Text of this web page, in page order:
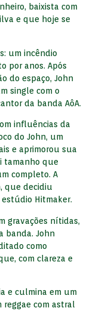
baixista com
e que hoje se
um incêndio
por anos. Após
do espaço, John
single com o
da banda AôA.
influências da
do John, um
e aprimorou sua
tamanho que
completo. A
que decidiu
estúdio Hitmaker.
gravações nítidas,
banda. John
como
com clareza e
e culmina em um
reggae com astral